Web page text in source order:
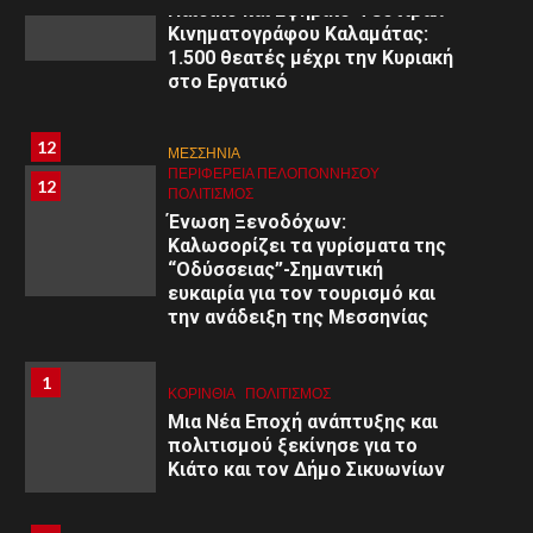
Κινηματογράφου Καλαμάτας:
1.500 θεατές μέχρι την Κυριακή
στο Εργατικό
12
12
ΜΕΣΣΗΝΙΑ
ΠΕΡΙΦΈΡΕΙΑ ΠΕΛΟΠΟΝΝΉΣΟΥ
ΠΟΛΙΤΙΣΜΌΣ
Ένωση Ξενοδόχων:
Καλωσορίζει τα γυρίσματα της
“Οδύσσειας”-Σημαντική
ευκαιρία για τον τουρισμό και
την ανάδειξη της Μεσσηνίας
1
1
ΚΟΡΙΝΘΊΑ ΠΟΛΙΤΙΣΜΌΣ
Μια Νέα Εποχή ανάπτυξης και
πολιτισμού ξεκίνησε για το
Κιάτο και τον Δήμο Σικυωνίων
8
8
ΠΕΡΙΦΈΡΕΙΑ ΠΕΛΟΠΟΝΝΉΣΟΥ
Εκδήλωση στο Άργος: «Εφηβική
ψυχολογία: Κατανόηση –
Διαχείριση – Υποστήριξη»
9
ΚΟΡΙΝΘΊΑ
ΠΕΡΙΦΈΡΕΙΑ ΠΕΛΟΠΟΝΝΉΣΟΥ ΥΓΕΙΑ
Γυμνάσιο Κορίνθου
ΚΟΡΙΝΘΊΑ